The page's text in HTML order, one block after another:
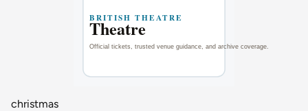
christmas